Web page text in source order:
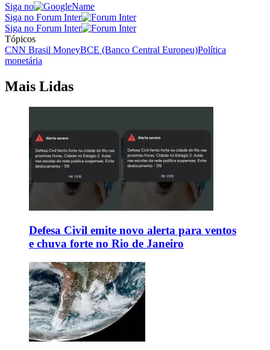
Siga no
Siga no Forum Inter
Siga no Forum Inter
Tópicos
CNN Brasil MoneyBCE (Banco Central Europeu)Política
monetária
Mais Lidas
Defesa Civil emite novo alerta para ventos
e chuva forte no Rio de Janeiro